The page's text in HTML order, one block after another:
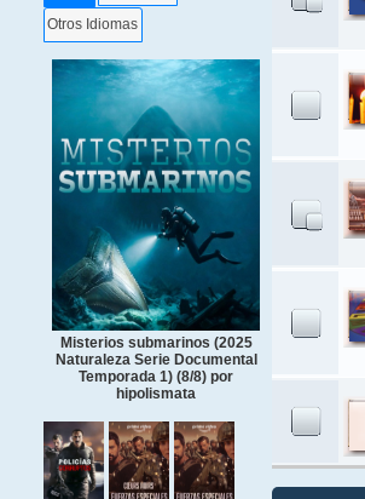
Otros Idiomas
Misterios submarinos (2025
Naturaleza Serie Documental
Temporada 1) (8/8) por
hipolismata